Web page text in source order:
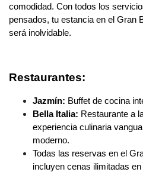
comodidad. Con todos los
pensados, tu estancia en el Gran
será inolvidable.
Restaurantes:
Jazmín: Buffet de cocina
Bella Italia: Restaurante a
experiencia culinaria
moderno.
Todas las reservas en el
incluyen cenas ilimitadas